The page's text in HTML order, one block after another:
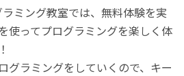
ミング教室では、無料体験を実
使ってプログラミングを楽しく体
グラミングをしていくので、キー